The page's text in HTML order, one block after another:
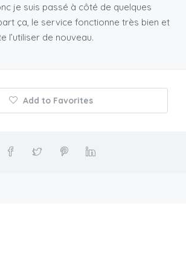
je suis passé à côté de quelques
ça, le service fonctionne très bien et
l’utiliser de nouveau.
Add to Favorites